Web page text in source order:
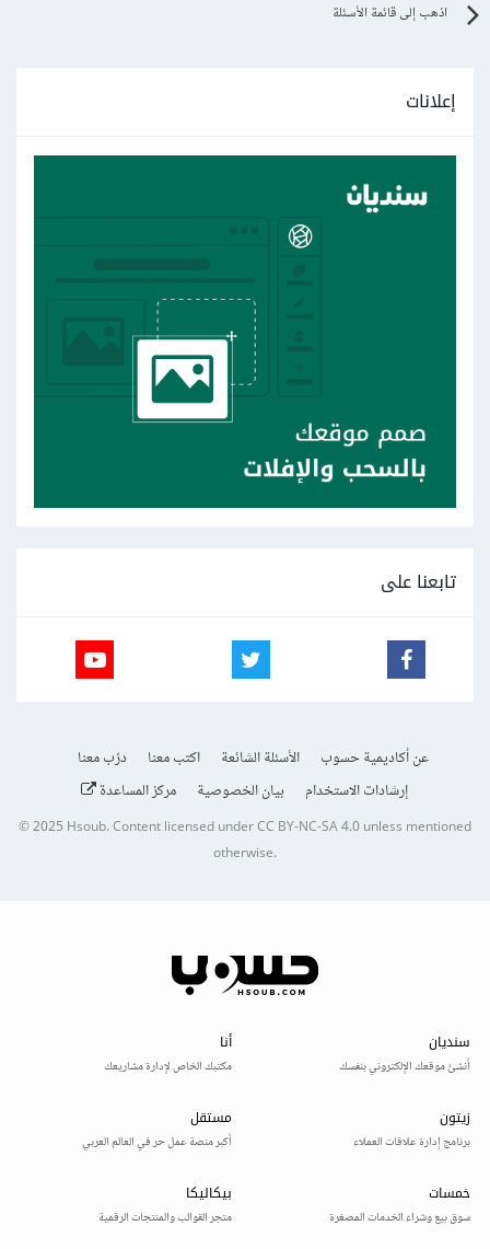
اذهب إلى قائمة الأسئلة
إعلانات
تابعنا على
عن أكاديمية حسوب الأسئلة الشائعة اكتب معنا
درّب معنا
إرشادات الاستخدام
بيان الخصوصية مركز المساعدة
© 2025Hsoub.Content licensed underCC BY-NC-SA 4.0unless mentioned
otherwise.